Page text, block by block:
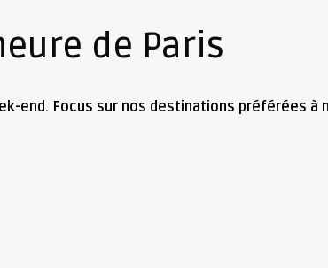
de Paris
end. Focus sur nos destinations préférées à